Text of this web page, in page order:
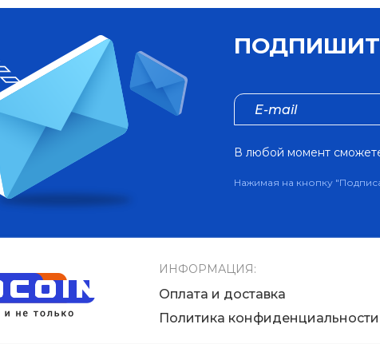
В любой момент
Нажимая на кнопку
ИНФОРМАЦИЯ:
Оплата и доставка
Политика конфиденциальности